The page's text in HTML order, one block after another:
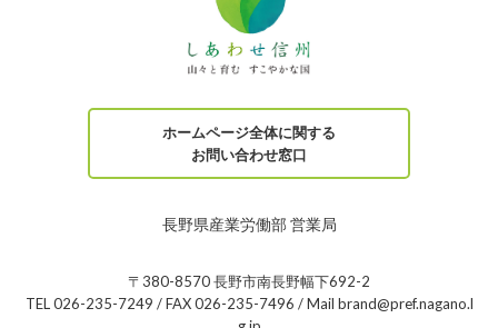
ホームページ全体に関する
お問い合わせ窓口
長野県産業労働部 営業局
〒380-8570 長野市南長野幅下692-2
TEL 026-235-7249 / FAX 026-235-7496 / Mail brand@pref.nagano.l